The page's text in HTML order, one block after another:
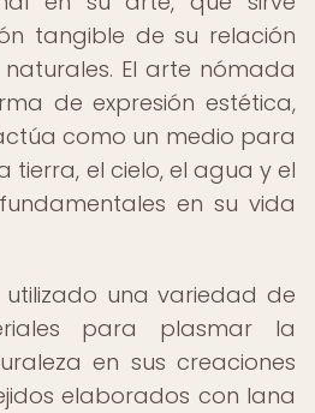
tangible de su relación
El arte nómada
de expresión estética,
como un medio para
tierra, el cielo, el agua y el
en su vida
una variedad de
para plasmar la
en sus creaciones
elaborados con lana